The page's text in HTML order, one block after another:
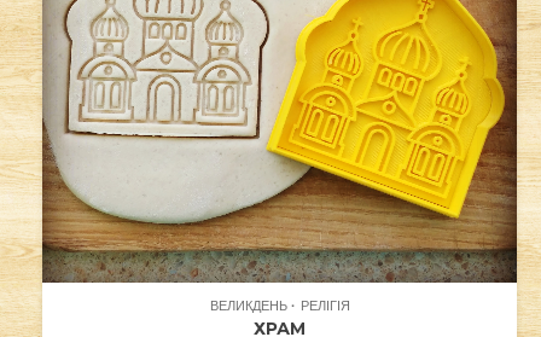
ВЕЛИКДЕНЬ РЕЛІГІЯ
ХРАМ